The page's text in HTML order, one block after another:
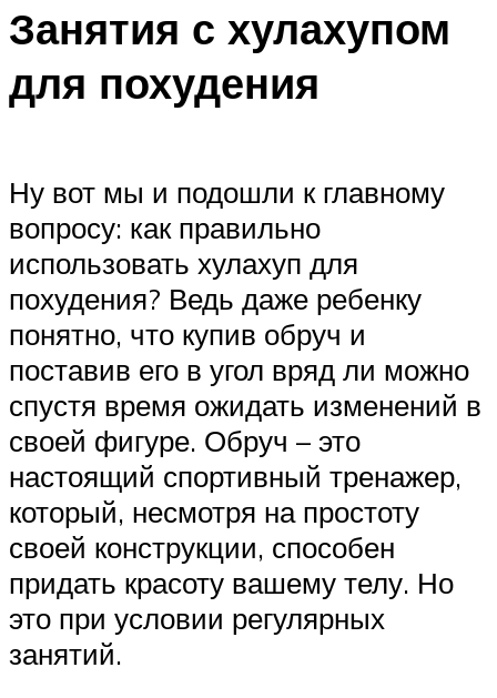
Занятия с хулахупом
для похудения
Ну вот мы и подошли к главному
вопросу: как правильно
использовать хулахуп для
похудения? Ведь даже ребенку
понятно, что купив обруч и
поставив его в угол вряд ли можно
спустя время ожидать изменений в
своей фигуре. Обруч – это
настоящий спортивный тренажер,
который, несмотря на простоту
своей конструкции, способен
придать красоту вашему телу. Но
это при условии регулярных
занятий.